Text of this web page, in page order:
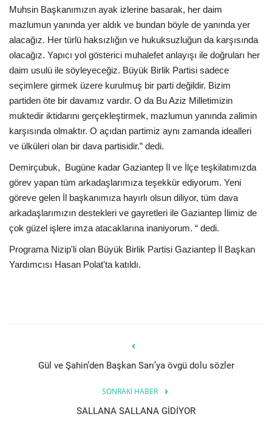
Muhsin Başkanımızın ayak izlerine basarak, her daim
mazlumun yanında yer aldık ve bundan böyle de yanında yer
alacağız. Her türlü haksızlığın ve hukuksuzluğun da karşısında
olacağız. Yapıcı yol gösterici muhalefet anlayışı ile doğruları her
daim usulü ile söyleyeceğiz. Büyük Birlik Partisi sadece
seçimlere girmek üzere kurulmuş bir parti değildir. Bizim
partiden öte bir davamız vardır. O da Bu Aziz Milletimizin
muktedir iktidarını gerçekleştirmek, mazlumun yanında zalimin
karşısında olmaktır. O açıdan partimiz aynı zamanda idealleri
ve ülküleri olan bir dava partisidir.” dedi.
Demirçubuk, Bugüne kadar Gaziantep İl ve İlçe teşkilatımızda
görev yapan tüm arkadaşlarımıza teşekkür ediyorum. Yeni
göreve gelen İl başkanımıza hayırlı olsun diliyor, tüm dava
arkadaşlarımızın destekleri ve gayretleri ile Gaziantep İlimiz de
çok güzel işlere imza atacaklarına inaniyorum. “ dedi.
Programa Nizip'li olan Büyük Birlik Partisi Gaziantep İl Başkan
Yardımcısı Hasan Polat'ta katıldı.
Gül ve Şahin’den Başkan Sarı’ya övgü dolu sözler
SONRAKI HABER
SALLANA SALLANA GİDİYOR